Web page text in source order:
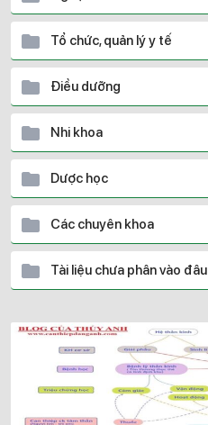
Tổ chức, quản lý y tế
Điều dưỡng
Nhi khoa
Dược học
Các chuyên khoa
Tài liệu chưa phân vào đâu